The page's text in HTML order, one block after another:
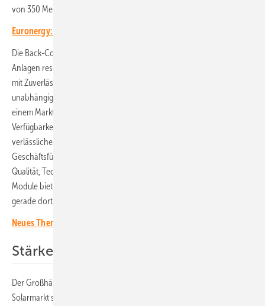
von 350 Megawatt Solarmodule vor.
Euronergy: Neue Leichtbaumodule im Brandtest
Die Back-Contact- sowie N-Type-Topcon-Module sind für private
Anlagen reserviert. Sie vereinen hohe Flächeneffizienz und Erträge
mit Zuverlässigkeit. Die Partnerschaft macht Densys PV5 ein Stück
unabhängig von Lieferanten aus China und stärkt die Resilienz. „In
einem Markt, der zunehmend durch Preisdruck und kurzfristige
Verfügbarkeiten geprägt ist, setzen wir bewusst auf langfristige,
verlässliche Partnerschaften“, kommentiert Andreas Bauer,
Geschäftsführer von Bauer Solar. „Unsere Strategie ist es, uns über
Qualität, Technologie und Kontinuität zu differenzieren. Unsere
Module bieten klare Vorteile bei Wirkungsgrad und Energieertrag –
gerade dort, wo Dachflächen begrenzt sind.“
Neues Themenheft über Solarmodule erscheint
Stärker im Markt differenzieren
Der Großhändler Densys PV5 will sich mit der Partnerschaft im
Solarmarkt stärker differenzieren. „Die vergangenen Jahre haben